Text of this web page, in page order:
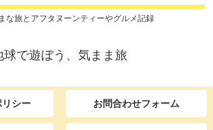
な旅とアフタヌーンティーやグルメ記録
球で遊ぼう、気まま旅
リシー お問合わせフォーム